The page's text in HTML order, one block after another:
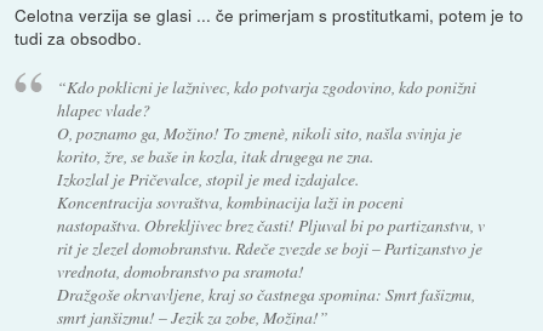
Celotna verzija se glasi ... če primerjam s prostitutkami, potem je to
tudi za obsodbo.
“Kdo poklicni je lažnivec, kdo potvarja zgodovino, kdo ponižni
hlapec vlade?
O, poznamo ga, Možino! To zmenè, nikoli sito, našla svinja je
korito, žre, se baše in kozla, itak drugega ne zna.
Izkozlal je Pričevalce, stopil je med izdajalce.
Koncentracija sovraštva, kombinacija laži in poceni
nastopaštva. Obrekljivec brez časti! Pljuval bi po partizanstvu, v
rit je zlezel domobranstvu. Rdeče zvezde se boji – Partizanstvo je
vrednota, domobranstvo pa sramota!
Dražgoše okrvavljene, kraj so častnega spomina: Smrt fašizmu,
smrt janšizmu! – Jezik za zobe, Možina!”